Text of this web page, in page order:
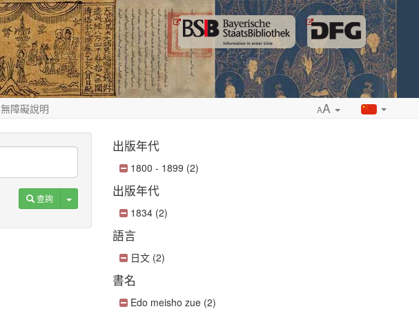
無障礙說明 AA
查詢 Toggle Dropdown
出版年代
1800 - 1899 (2)
出版年代
1834 (2)
語言
日文 (2)
書名
Edo meisho zue (2)